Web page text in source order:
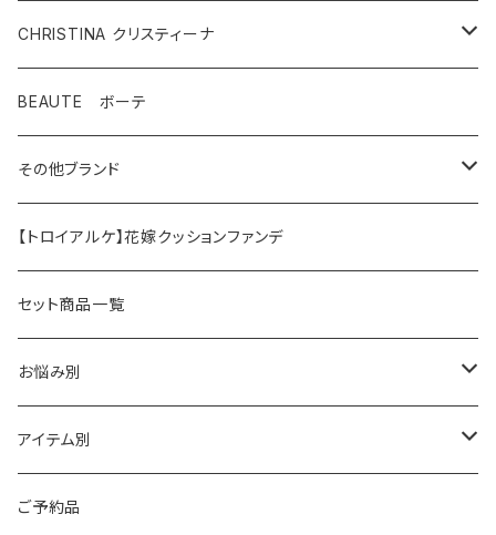
CHRISTINA クリスティーナ
テラスキン
ラインリペア
アンストレス
フォーエバーヤング
イラストリアス
ローズドメーラ
ビオフィート
BEAUTE ボーテ
その他ブランド
マッコイ
HAAB（ハーブ商品）
HAAB SKIN・その他
HAAB REPRO
ワカサプリ
ゼオスキン
REVISION（リビジョン）
【トロイアルケ】花嫁クッションファンデ
セット商品一覧
お悩み別
乾燥
敏感
アイテム別
クレンジング
ご予約品